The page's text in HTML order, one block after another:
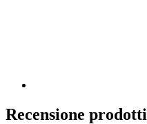
Recensione prodotti